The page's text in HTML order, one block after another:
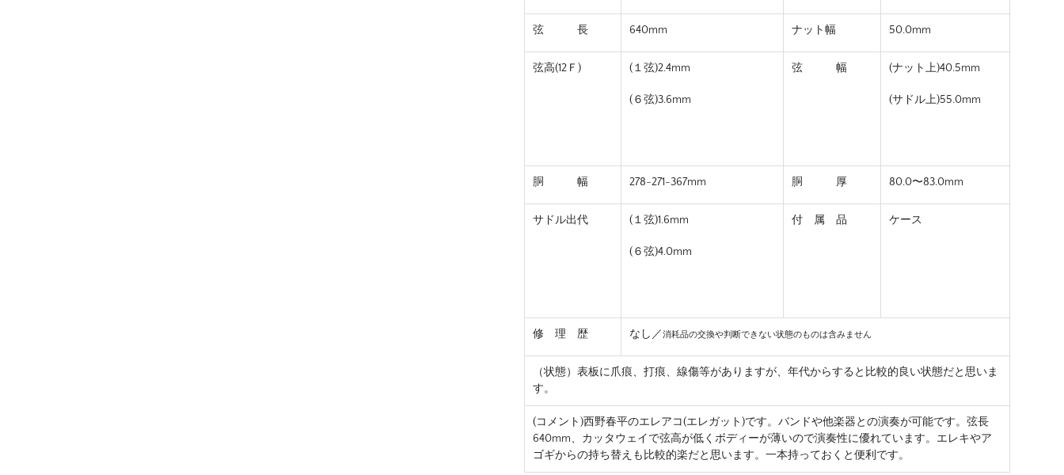
弦 長 640mm ナット幅 50.0mm
弦高(12Ｆ) (１弦)2.4mm
(６弦)3.6mm
弦 幅 (ナット上)40.5mm
(サドル上)55.0mm
胴 幅 278-271-367mm 胴 厚 80.0〜83.0mm
サドル出代 (１弦)1.6mm
(６弦)4.0mm
付 属 品 ケース
修 理 歴 なし／消耗品の交換や判断できない状態のものは含みません
（状態） 表板に爪痕、打痕、線傷等がありますが、年代からすると比較的良い状態だと思いま
す。
(コメント)西野春平のエレアコ(エレガット)です。バンドや他楽器との演奏が可能です。弦長
640mm、カッタウェイで弦高が低くボディーが薄いので演奏性に優れています。エレキやア
ゴギからの持ち替えも比較的楽だと思います。一本持っておくと便利です。